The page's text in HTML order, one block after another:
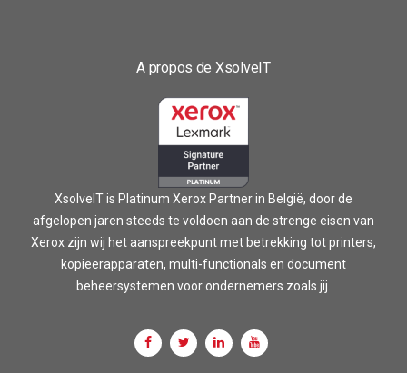
A propos de XsolveIT
XsolveIT is Platinum Xerox Partner in België, door de
afgelopen jaren steeds te voldoen aan de strenge eisen van
Xerox zijn wij het aanspreekpunt met betrekking tot printers,
kopieerapparaten, multi-functionals en document
beheersystemen voor ondernemers zoals jij.